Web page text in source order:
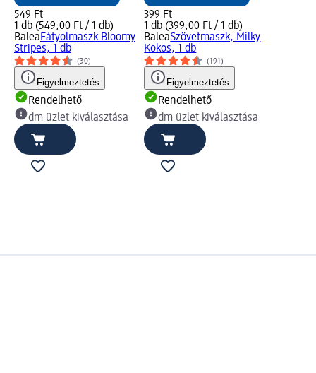
549 Ft
1 db (549,00 Ft / 1 db)
BaleaFátyolmaszk Bloomy
Stripes, 1 db
(30)
Figyelmeztetés
Rendelhető
dm üzlet kiválasztása
399 Ft
1 db (399,00 Ft / 1 db)
BaleaSzövetmaszk, Milky
Kokos, 1 db
(191)
Figyelmeztetés
Rendelhető
dm üzlet kiválasztása